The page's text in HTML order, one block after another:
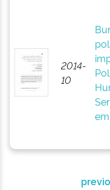
2014-
10